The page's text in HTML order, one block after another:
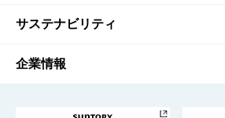
商品発売情報
栄養成分一覧
キャンペーン
工場見学
文化・スポーツTOP
サントリーホール
サステナビリティ
サステナビリティTOP
企業情報